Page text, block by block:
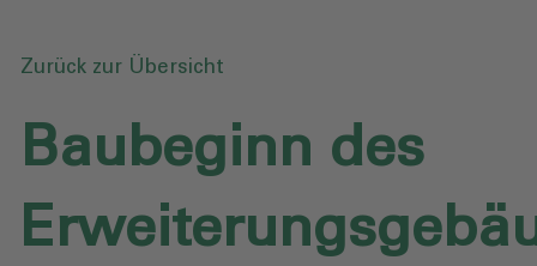
Zurück zur Übersicht
Baubeginn des